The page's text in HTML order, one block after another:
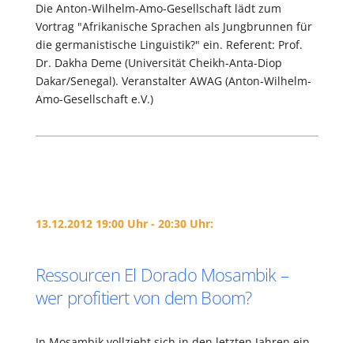
Die Anton-Wilhelm-Amo-Gesellschaft lädt zum
Vortrag "Afrikanische Sprachen als Jungbrunnen für
die germanistische Linguistik?" ein. Referent: Prof.
Dr. Dakha Deme (Universität Cheikh-Anta-Diop
Dakar/Senegal). Veranstalter AWAG (Anton-Wilhelm-
Amo-Gesellschaft e.V.)
13.12.2012 19:00 Uhr - 20:30 Uhr:
Ressourcen El Dorado Mosambik –
wer profitiert von dem Boom?